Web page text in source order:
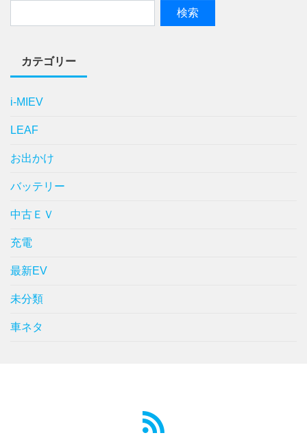
カテゴリー
i-MIEV
LEAF
お出かけ
バッテリー
中古ＥＶ
充電
最新EV
未分類
車ネタ